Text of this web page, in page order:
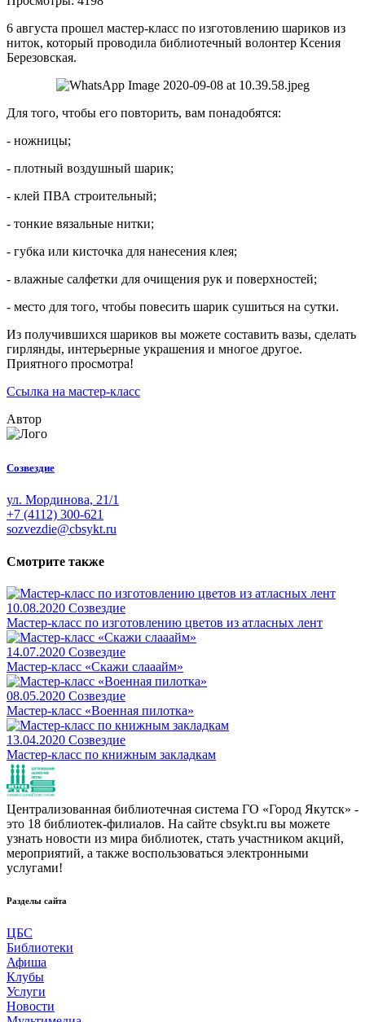
6 августа прошел мастер-класс по изготовлению шариков из
ниток, который проводила библиотечный волонтер Ксения
Березовская.
Для того, чтобы его повторить, вам понадобятся:
- ножницы;
- плотный воздушный шарик;
- клей ПВА строительный;
- тонкие вязальные нитки;
- губка или кисточка для нанесения клея;
- влажные салфетки для очищения рук и поверхностей;
- место для того, чтобы повесить шарик сушиться на сутки.
Из получившихся шариков вы можете составить вазы, сделать
гирлянды, интерьерные украшения и многое другое.
Приятного просмотра!
Ссылка на мастер-класс
Автор
Созвездие
ул. Мординова, 21/1
+7 (4112) 300-621
sozvezdie@cbsykt.ru
Смотрите также
10.08.2020 Созвездие
Мастер-класс по изготовлению цветов из атласных лент
14.07.2020 Созвездие
Мастер-класс «Скажи слааайм»
08.05.2020 Созвездие
Мастер-класс «Военная пилотка»
13.04.2020 Созвездие
Мастер-класс по книжным закладкам
Централизованная библиотечная система ГО «Город Якутск» -
это 18 библиотек-филиалов. На сайте cbsykt.ru вы можете
узнать новости из мира библиотек, стать участником акций,
мероприятий, а также воспользоваться электронными
услугами!
Разделы сайта
ЦБС
Библиотеки
Афиша
Клубы
Услуги
Новости